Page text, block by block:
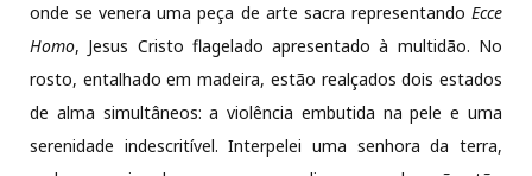
onde se venera uma peça de arte sacra representando Ecce
Homo, Jesus Cristo flagelado apresentado à multidão. No
rosto, entalhado em madeira, estão realçados dois estados
de alma simultâneos: a violência embutida na pele e uma
serenidade indescritível. Interpelei uma senhora da terra,